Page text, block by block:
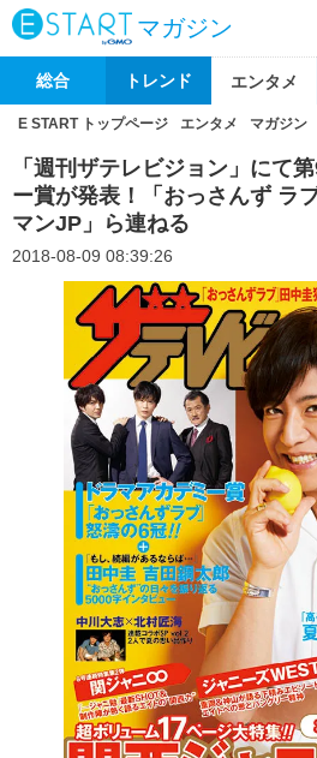
マガジン
総合 トレンド エンタメ
E START トップページ エンタメ マガジン
「週刊ザテレビジョン」にて
ー賞が発表！「おっさんず ラ
マンJP」ら連ねる
2018-08-09 08:39:26